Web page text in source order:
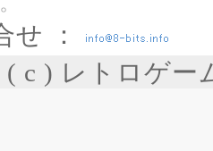
せ ：
( c ) レトロゲー